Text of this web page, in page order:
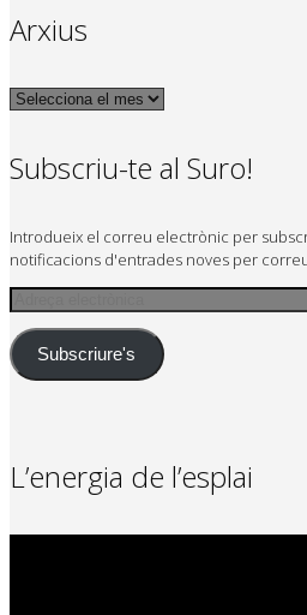
Arxius
Arxius
Subscriu-te al Suro!
Introdueix el correu electrònic per
notificacions d'entrades noves per
Adreça
electrònica
Subscriure's
L’energia de l’esplai